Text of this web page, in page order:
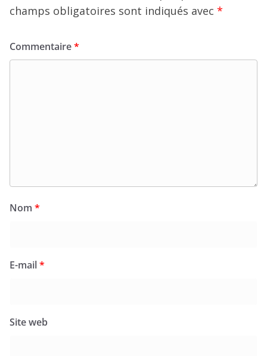
champs obligatoires sont indiqués avec *
Commentaire*
Nom *
E-mail*
Site web